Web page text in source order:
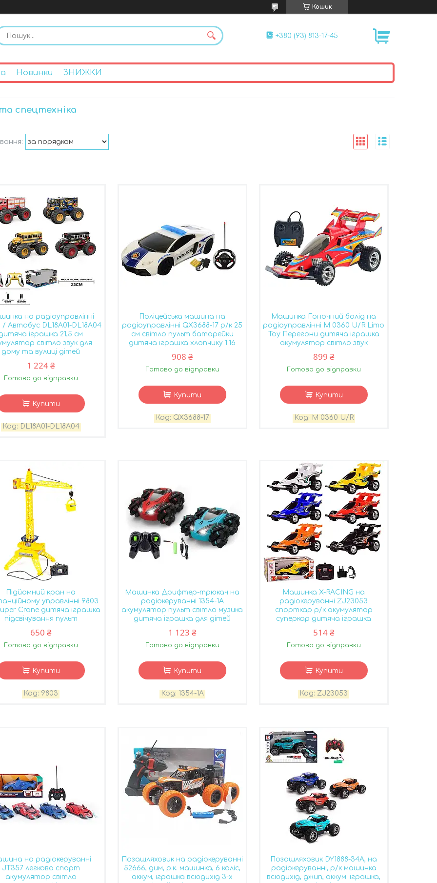
Кошик
+380 (93) 813-17-45
Новинки ЗНИЖКИ
спецтехніка
на радіоуправлінні
Автобус DL18A01-DL18A04
іграшка 21,5 см
світло звук для
дому та вулиці дітей
1 224 ₴
Готово до відправки
Купити
DL18A01-DL18A04
Поліцейська машина на
радіоуправлінні QX3688-17 р/к 25
см світло пульт батарейки
дитяча іграшка хлопчику 1:16
908 ₴
Готово до відправки
Купити
QX3688-17
Машинка Гоночний болід на
радіоуправлінні M 0360 U/R Limo
Toy Перегони дитяча іграшка
акумулятор світло звук
899 ₴
Готово до відправки
Купити
M 0360 U/R
Підйомний кран на
управлінні 9803
Crane дитяча іграшка
підсвічування пульт
650 ₴
Готово до відправки
Купити
9803
Машинка Дрифтер-трюкач на
радіокеруванні 1354-1A
акумулятор пульт світло музика
дитяча іграшка для дітей
1 123 ₴
Готово до відправки
Купити
1354-1A
Машинка X-RACING на
радіокеруванні ZJ23053
спорткар р/к акумулятор
суперкар дитяча іграшка
514 ₴
Готово до відправки
Купити
ZJ23053
на радіокеруванні
JT357 легкова спорт
акумулятор світло
Позашляховик на радіокеруванні
52666, дим, р.к. машинка, 6 коліс,
аккум, іграшка всюдихід 3-х
Позашляховик DY1888-34A, на
радіокеруванні, р/к машинка
всюдихід, джип, аккум. іграшка,